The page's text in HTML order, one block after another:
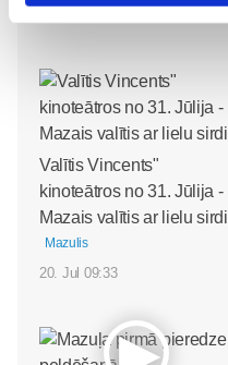
Valītis Vincents"
kinoteātros no 31. Jūlija -
Mazais valītis ar lielu sirdi
Mazulis
20. Jul 09:33